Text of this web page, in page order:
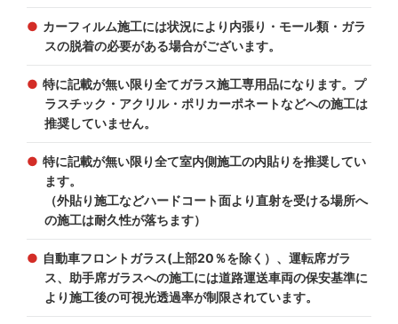
カーフィルム施工には状況により内張り・モール類・ガラ
スの脱着の必要がある場合がございます。
特に記載が無い限り全てガラス施工専用品になります。プ
ラスチック・アクリル・ポリカーポネートなどへの施工は
推奨していません。
特に記載が無い限り全て室内側施工の内貼りを推奨してい
ます。
（外貼り施工などハードコート面より直射を受ける場所へ
の施工は耐久性が落ちます）
自動車フロントガラス(上部20％を除く）、運転席ガラ
ス、助手席ガラスへの施工には道路運送車両の保安基準に
より施工後の可視光透過率が制限されています。